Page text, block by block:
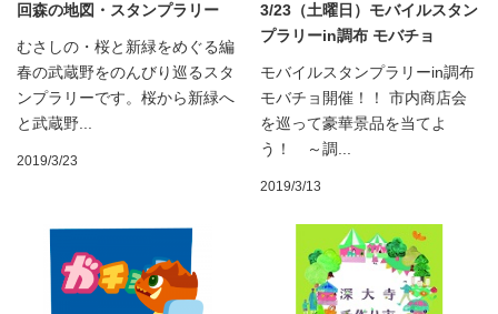
回森の地図・スタンプラリー
むさしの・桜と新緑をめぐる編
春の武蔵野をのんびり巡るスタ
ンプラリーです。桜から新緑へ
と武蔵野...
2019/3/23
3/23（土曜日）モバイルスタン
プラリーin調布 モバチョ
モバイルスタンプラリーin調布
モバチョ開催！！ 市内商店会
を巡って豪華景品を当てよ
う！ ～調...
2019/3/13